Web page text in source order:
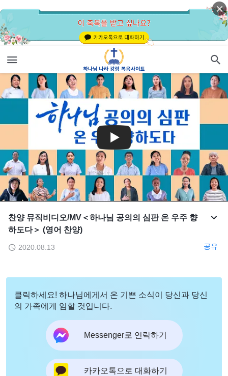
찬양 뮤직비디오/MV＜하나님 공의의 심판 온 우주 향
하도다＞ (영어 찬양)
2020.08.13 공유
클릭하세요! 하나님에게서 온 기쁜 소식이 당신과 당신
의 가족에게 임할 것입니다.
Messenger로 연락하기
카카오톡으로 대화하기